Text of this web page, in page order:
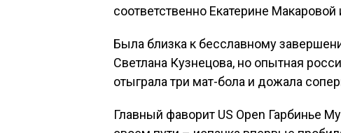
соответственно Екатерине
Была близка к бесславному
Светлана Кузнецова, но опытная
отыграла три мат-бола и дожала
Главный фаворит US Open Гарбинье